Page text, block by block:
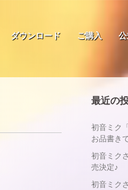
ダウンロード ご購入
最近の
初音ミク
お品書き
初音ミク
売決定♪
初音ミク